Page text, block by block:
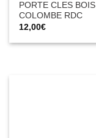
PORTE CLES BOIS
COLOMBE RDC
12,00€